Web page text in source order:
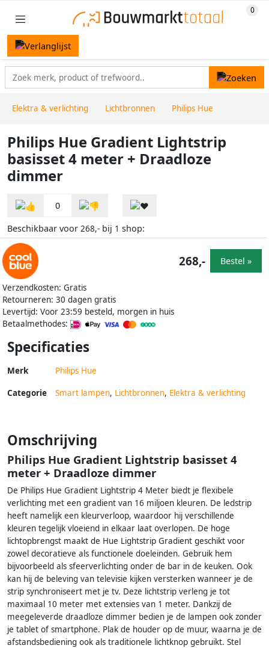
Elektra & verlichting Lichtbronnen Philips Hue
Philips Hue Gradient Lightstrip
basisset 4 meter + Draadloze
dimmer
0
Beschikbaar voor 268,- bij 1 shop:
Verzendkosten: Gratis
Retourneren: 30 dagen gratis
Levertijd: Voor 23:59 besteld, morgen in huis
Betaalmethodes:
268,- Bestel »
Specificaties
Merk Philips Hue
Categorie Smart lampen, Lichtbronnen, Elektra & verlichting
Omschrijving
Philips Hue Gradient Lightstrip basisset 4
meter + Draadloze dimmer
De Philips Hue Gradient Lightstrip 4 Meter biedt je flexibele
verlichting met een gradient van 16 miljoen kleuren. De ledstrip
heeft namelijk een kleurverloop, waardoor hij verschillende
kleuren tegelijk vloeiend in elkaar laat overlopen. De hoge
lichtopbrengst maakt de Hue Lightstrip Gradient geschikt voor
zowel decoratieve als functionele doeleinden. Gebruik hem
bijvoorbeeld als sfeerverlichting onder de bar in de keuken. Ook
kan hij de beleving van televisie kijken versterken wanneer je de
strip synchroniseert met je tv. Deze lichtstrip verleng je tot
maximaal 10 meter met extensies van 1 meter. Dankzij de
meegeleverde draadloze dimmer bedien je de lampen ook zonder
je tablet of smartphone. Plak de houder op de muur, waarna je de
afstandsbediening ook als traditionele lichtknop gebruikt. Stel